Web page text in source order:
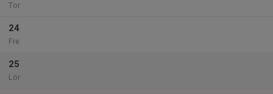
Tor
24
Fre
25
Lör